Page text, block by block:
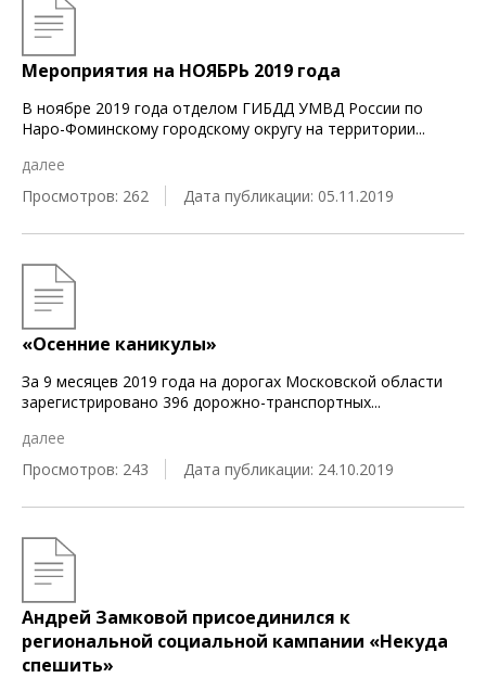
Мероприятия на НОЯБРЬ 2019 года
В ноябре 2019 года отделом ГИБДД УМВД России по
Наро-Фоминскому городскому округу на территории...
далее
Просмотров: 262
Дата публикации: 05.11.2019
«Осенние каникулы»
За 9 месяцев 2019 года на дорогах Московской области
зарегистрировано 396 дорожно-транспортных...
далее
Просмотров: 243
Дата публикации: 24.10.2019
Андрей Замковой присоединился к
региональной социальной кампании «Некуда
спешить»